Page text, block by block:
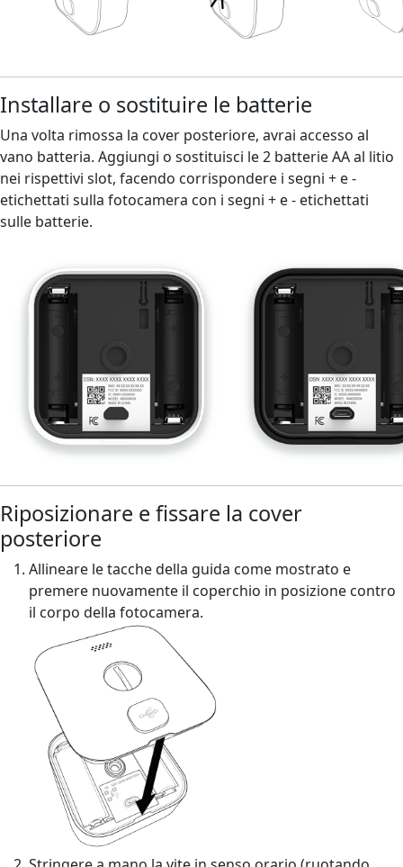
Installare o sostituire le batterie
Una volta rimossa la cover posteriore, avrai accesso al
vano batteria. Aggiungi o sostituisci le 2 batterie AA al litio
nei rispettivi slot, facendo corrispondere i segni + e -
etichettati sulla fotocamera con i segni + e - etichettati
sulle batterie.
Riposizionare e fissare la cover
posteriore
Allineare le tacche della guida come mostrato e
premere nuovamente il coperchio in posizione contro
il corpo della fotocamera.